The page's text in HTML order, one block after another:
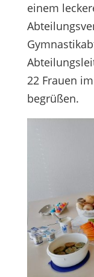
einem
22 Frauen
begrüßen.